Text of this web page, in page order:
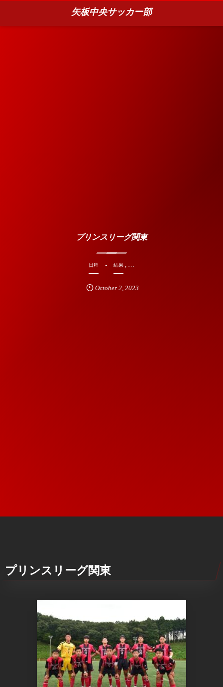
矢板中央サッカー部
プリンスリーグ関東
日程 結果
October 2, 2023
プリンスリーグ関東